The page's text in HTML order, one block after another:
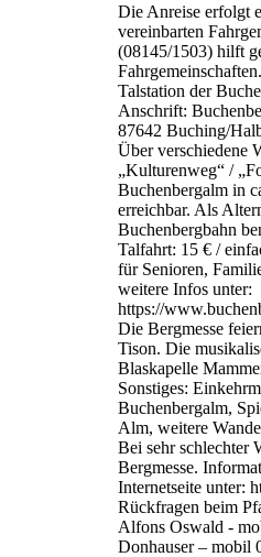
Die Anreise erfolgt
vereinbarten
(08145/1503) hilft
Talstation der
Anschrift:
87642 Buching/
Über verschiedene
„Kulturenweg“ /
Buchenbergalm in
erreichbar. Als
Buchenbergbahn
Talfahrt: 15 € /
für Senioren,
weitere Infos unter:
https://
Die Bergmesse
Tison. Die
Blaskapelle
Sonstiges:
Buchenbergalm,
Alm, weitere
Bei sehr schlechter
Bergmesse.
Internetseite unter:
Rückfragen beim
Alfons Oswald -
Donhauser – mobil